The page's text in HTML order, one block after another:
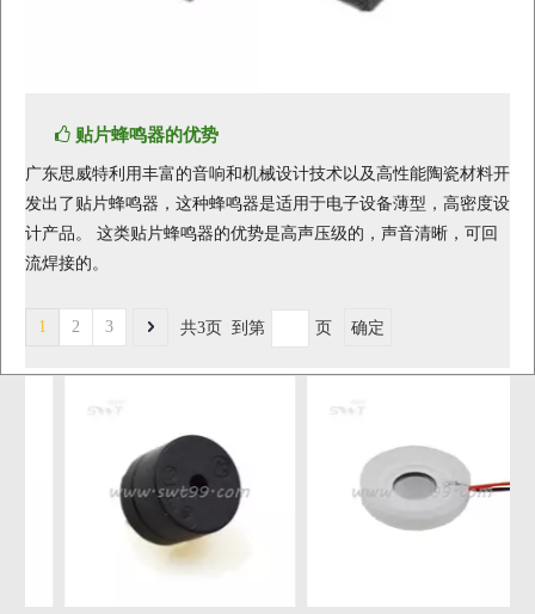
贴片蜂鸣器的优势
广东思威特利用丰富的音响和机械设计技术以及高性能陶瓷材料开
发出了贴片蜂鸣器，这种蜂鸣器是适用于电子设备薄型，高密度设
计产品。 这类贴片蜂鸣器的优势是高声压级的，声音清晰，可回
流焊接的。
1 2 3 共3页 到第 页 确定